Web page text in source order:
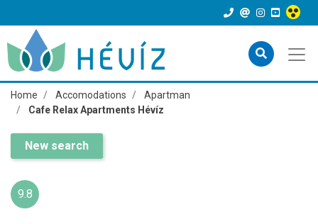
Home Accomodations
Apartman
Cafe Relax Apartments Hévíz
New search
9.8